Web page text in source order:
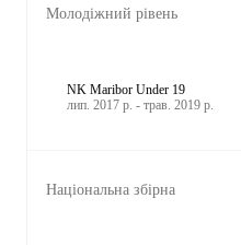
Молодіжний рівень
NK Maribor Under 19
лип. 2017 р. - трав. 2019 р.
Національна збірна